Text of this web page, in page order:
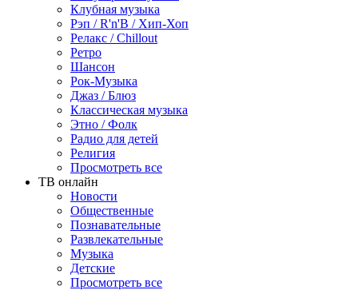
Клубная музыка
Рэп / R'n'B / Хип-Хоп
Релакс / Chillout
Ретро
Шансон
Рок-Музыка
Джаз / Блюз
Классическая музыка
Этно / Фолк
Радио для детей
Религия
Просмотреть все
ТВ онлайн
Новости
Общественные
Познавательные
Развлекательные
Музыка
Детские
Просмотреть все